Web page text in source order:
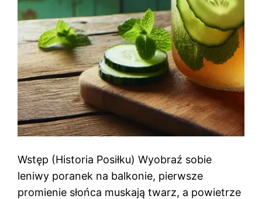
Wstęp (Historia Posiłku) Wyobraź sobie
leniwy poranek na balkonie, pierwsze
promienie słońca muskają twarz, a powietrze